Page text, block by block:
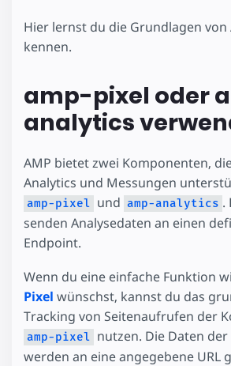
Hier lernst du die Grundlagen von
kennen.
amp-pixel oder
analytics
AMP bietet zwei Komponenten,
Analytics und Messungen
amp-pixel und amp-analytics .
senden Analysedaten an einen
Endpoint.
Wenn du eine einfache Funktion
Pixel wünschst, kannst du das
Tracking von Seitenaufrufen der
amp-pixel nutzen. Die Daten
werden an eine angegebene URL